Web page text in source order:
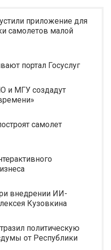
приложение для
самолетов малой
портал Госуслуг
МГУ создадут
самолет
внедрении ИИ-
Кузовкина
политическую
от Республики